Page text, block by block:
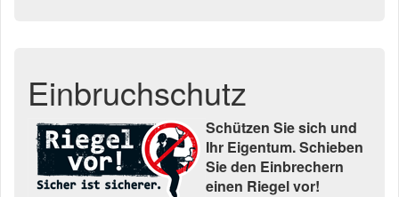
Einbruchschutz
Schützen Sie sich und
Ihr Eigentum. Schieben
Sie den Einbrechern
einen Riegel vor!